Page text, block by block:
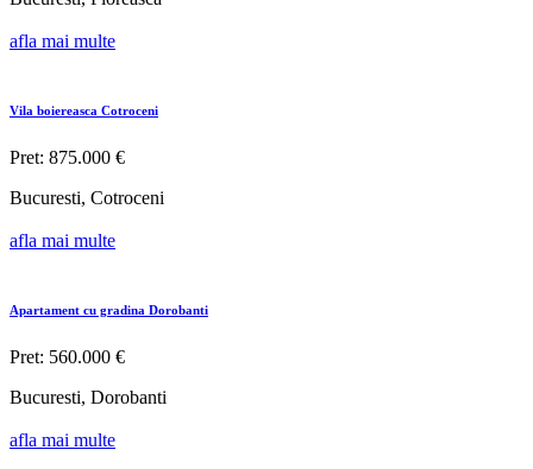
afla mai multe
Vila boiereasca Cotroceni
Pret: 875.000 €
Bucuresti, Cotroceni
afla mai multe
Apartament cu gradina Dorobanti
Pret: 560.000 €
Bucuresti, Dorobanti
afla mai multe